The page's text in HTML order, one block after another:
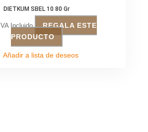
DIETKUM SBEL 10 80 Gr
IVA Incluido
REGALA ESTE
PRODUCTO
Añadir a lista de deseos